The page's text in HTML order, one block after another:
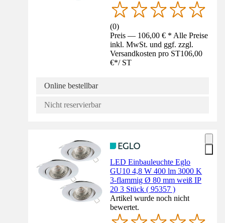
(0)
Preis — 106,00 € * Alle Preise
inkl. MwSt. und ggf. zzgl.
Versandkosten pro ST106,00
€*/ ST
Online bestellbar
Nicht reservierbar
LED Einbauleuchte Eglo
GU10 4,8 W 400 lm 3000 K
3-flammig Ø 80 mm weiß IP
20 3 Stück ( 95357 )
Artikel wurde noch nicht
bewertet.